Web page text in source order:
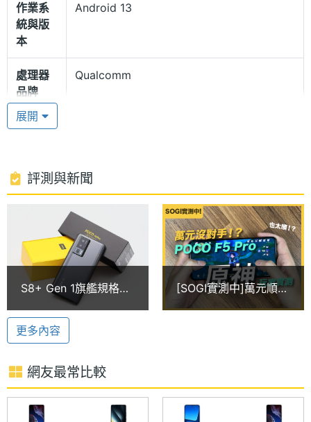
POCO F5 Pro 512GB 機身採用玻璃背面與金屬
DECO 邊框設計，右側設有與指紋辨識器整合的電源
鍵，搭配 LiquidCool 水冷技術 2.0 與 FEAS 2.2 穩定
技術，除了帶來優秀的遊戲體驗，還能維持低溫且穩
定的效能表現。具備立體聲雙喇叭、 X 軸線性馬達，
支援 Dolby Atmos 音效以及螢幕指紋辨識，擁有
高通驍龍 8+ Gen 1
POCO F5 Pro 512GB 搭載 Qualcomm Snapdragon
8+ Gen 1 八核心處理器，內建 12GB RAM + 256GB
ROM，支援 5G + 5G 雙卡雙待、動態記憶體擴充
3.0，具備 Wi-Fi 6、藍牙 5.3、紅外線遙控功能。配
備 5,160mAh 電池，支援 67W 超級快充，僅需15分
鐘即可將電量充至50%，且內建 30W 無線快充，最快
僅需32分鐘即可將電量恢復至50%
6,400 萬三鏡頭主相機
POCO F5 Pro 512GB 後置三鏡頭主相機，分別為
作業系
統與版
本
Android 13
處理器
品牌
Qualcomm
處理器
處理器
時脈
3+2.5+1.8 GHz
核心數
圖形處
理器
Adreno
RAM記
憶體
ROM儲
存空間
512 GB
展開
評測與新聞
S8+ Gen 1旗艦規格超
值手機 POCO F5 Pro
開箱跑分
[SOGI實測中]萬元順
跑？最超值的手遊專門
更多內容
網友最常比較